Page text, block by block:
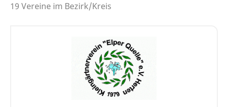
19 Vereine im Bezirk/Kreis